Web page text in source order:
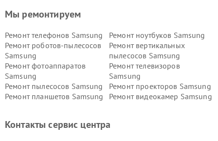
Мы ремонтируем
Ремонт телефонов Samsung
Ремонт ноутбуков Samsung
Ремонт роботов-пылесосов
Samsung
Ремонт вертикальных
пылесосов Samsung
Ремонт фотоаппаратов
Samsung
Ремонт телевизоров
Samsung
Ремонт пылесосов Samsung
Ремонт проекторов Samsung
Ремонт планшетов Samsung
Ремонт видеокамер Samsung
Контакты сервис центра